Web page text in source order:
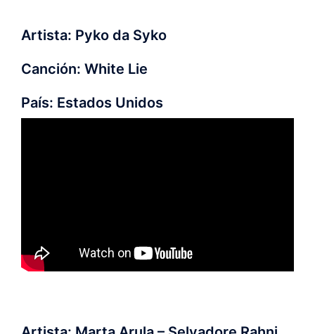
Artista: Pyko da Syko
Canción: White Lie
País: Estados Unidos